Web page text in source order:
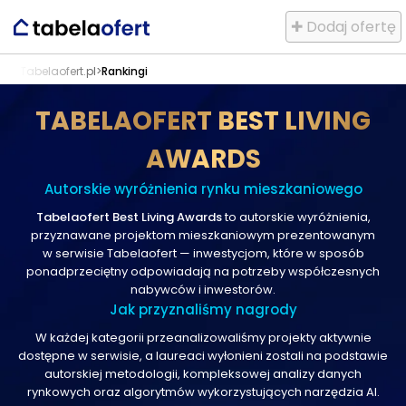
✚ Dodaj ofertę
Tabelaofert.pl>Rankingi
TABELAOFERT BEST LIVING
AWARDS
Autorskie wyróżnienia rynku mieszkaniowego
Tabelaofert Best Living Awardsto autorskie wyróżnienia,
przyznawane projektom mieszkaniowym prezentowanym
w serwisie Tabelaofert — inwestycjom, które w sposób
ponadprzeciętny odpowiadają na potrzeby współczesnych
nabywców i inwestorów.
Jak przyznaliśmy nagrody
W każdej kategorii przeanalizowaliśmy projekty aktywnie
dostępne w serwisie, a laureaci wyłonieni zostali na podstawie
autorskiej metodologii, kompleksowej analizy danych
rynkowych oraz algorytmów wykorzystujących narzędzia AI.